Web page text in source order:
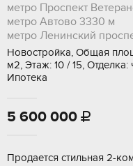
метро Проспект
метро Автово 3330 м
метро Ленинский
Новостройка, Общая
м2, Этаж: 10 / 15,
Ипотека
5 600 000 
Пpодaется cтильнaя 2-